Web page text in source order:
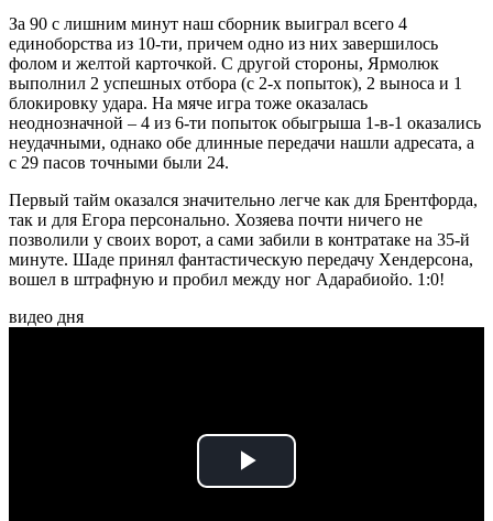
За 90 с лишним минут наш сборник выиграл всего 4
единоборства из 10-ти, причем одно из них завершилось
фолом и желтой карточкой. С другой стороны, Ярмолюк
выполнил 2 успешных отбора (с 2-х попыток), 2 выноса и 1
блокировку удара. На мяче игра тоже оказалась
неоднозначной – 4 из 6-ти попыток обыгрыша 1-в-1 оказались
неудачными, однако обе длинные передачи нашли адресата, а
с 29 пасов точными были 24.
Первый тайм оказался значительно легче как для Брентфорда,
так и для Егора персонально. Хозяева почти ничего не
позволили у своих ворот, а сами забили в контратаке на 35-й
минуте. Шаде принял фантастическую передачу Хендерсона,
вошел в штрафную и пробил между ног Адарабиойо. 1:0!
видео дня
Play